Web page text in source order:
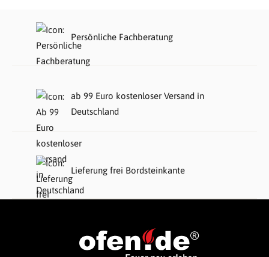
Persönliche Fachberatung
ab 99 Euro kostenloser Versand in
Deutschland
Lieferung frei Bordsteinkante